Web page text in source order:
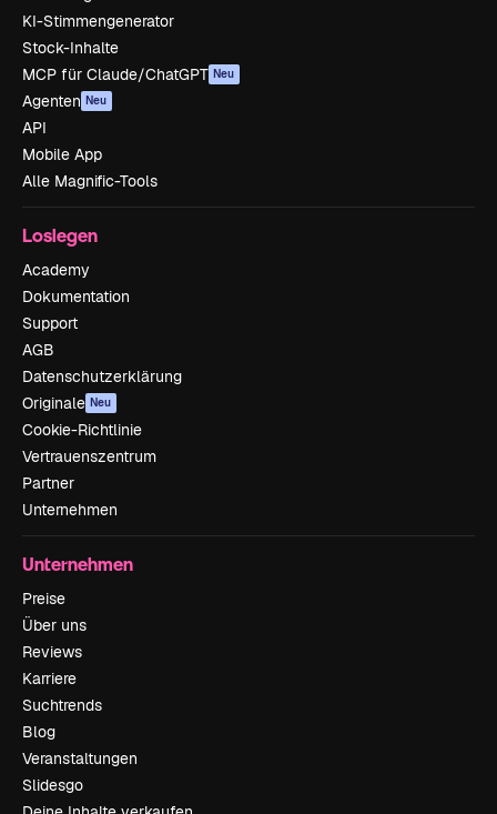
KI-Stimmengenerator
Stock-Inhalte
MCP für Claude/ChatGPT Neu
Agenten Neu
API
Mobile App
Alle Magnific-Tools
Loslegen
Academy
Dokumentation
Support
AGB
Datenschutzerklärung
Originale Neu
Cookie-Richtlinie
Vertrauenszentrum
Partner
Unternehmen
Unternehmen
Preise
Über uns
Reviews
Karriere
Suchtrends
Blog
Veranstaltungen
Slidesgo